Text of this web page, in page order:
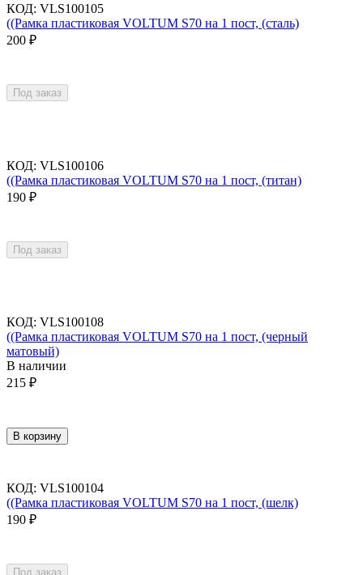
КОД: VLS100105
((Рамка пластиковая VOLTUM S70 на 1 пост, (сталь)
200 ₽
Под заказ
КОД: VLS100106
((Рамка пластиковая VOLTUM S70 на 1 пост, (титан)
190 ₽
Под заказ
КОД: VLS100108
((Рамка пластиковая VOLTUM S70 на 1 пост, (черный
матовый)
В наличии
215 ₽
В корзину
КОД: VLS100104
((Рамка пластиковая VOLTUM S70 на 1 пост, (шелк)
190 ₽
Под заказ